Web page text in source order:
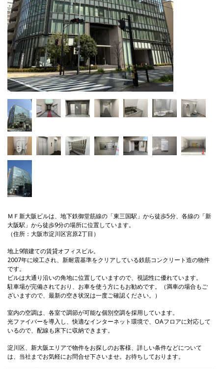
ＭＦ新大阪ビルは、地下鉄御堂筋線の「東三国駅」から徒歩5分、各線の「新
大阪駅」から徒歩9分の場所に位置しています。
（住所：大阪市淀川区宮原2丁目）
地上9階建ての賃貸オフィスビル。
2007年に竣工され、新耐震基準をクリアしている鉄筋コンクリート造の物件
です。
ビルは大通り沿いの角地に位置していますので、視認性に優れています。
駐車場が完備されており、お車を使う方にもお勧めです。（満車の場合もご
ざいますので、最新の空き状況は一度ご確認ください。）
室内の空調は、各室で調節が可能な個別空調を採用しています。
光ファイバーを導入し、快適なインターネット環境で、OAフロアに対応して
いるので、配線も床下に収納できます。
淀川区、新大阪エリアで物件をお探しのお客様、詳しい条件などについて
は、当社までお気軽にお問合せ下さいませ。お待ちしております。